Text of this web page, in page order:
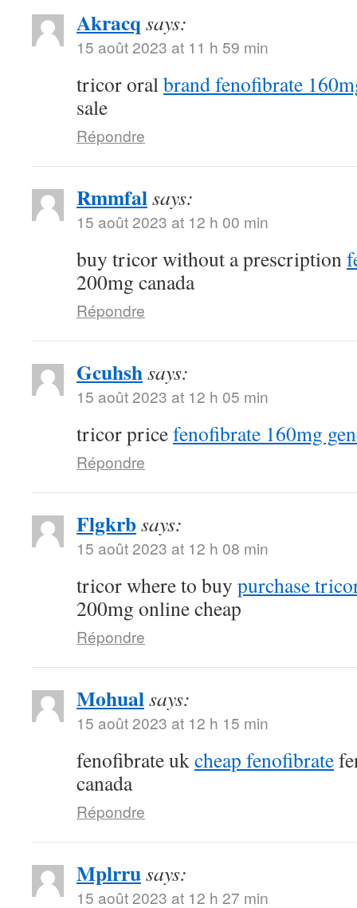
Akracq says:
15 août 2023 at 11 h 59 min
tricor oralbrand fenofibrate
sale
Répondre
Rmmfalsays:
15 août 2023 at 12 h 00 min
buy tricor without a prescription
200mg canada
Répondre
Gcuhshsays:
15 août 2023 at 12 h 05 min
tricor pricefenofibrate 160mg
Répondre
Flgkrbsays:
15 août 2023 at 12 h 08 min
tricor where to buy purchase
200mg online cheap
Répondre
Mohualsays:
15 août 2023 at 12 h 15 min
fenofibrate ukcheap fenofibrate
canada
Répondre
Mplrrusays:
15 août 2023 at 12 h 27 min